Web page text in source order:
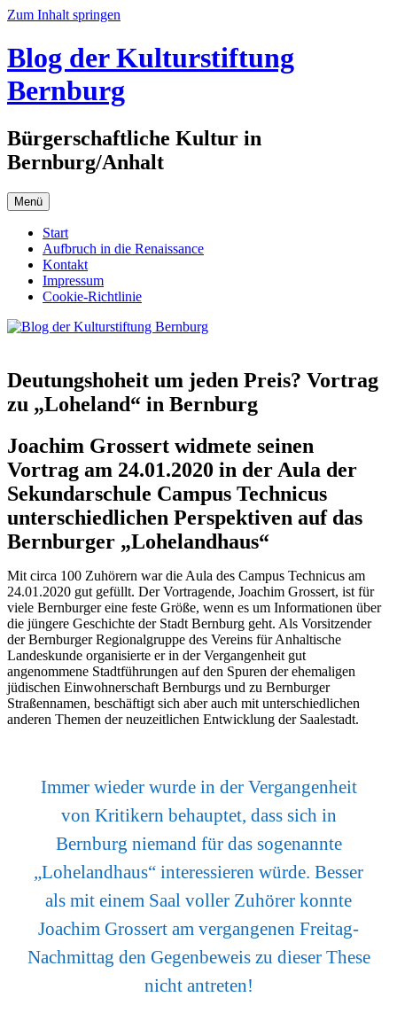
Zum Inhalt springen
Blog der Kulturstiftung
Bernburg
Bürgerschaftliche Kultur in
Bernburg/Anhalt
Menü
Start
Aufbruch in die Renaissance
Kontakt
Impressum
Cookie-Richtlinie
Deutungshoheit um jeden Preis? Vortrag
zu „Loheland“ in Bernburg
Joachim Grossert widmete seinen
Vortrag am 24.01.2020 in der Aula der
Sekundarschule Campus Technicus
unterschiedlichen Perspektiven auf das
Bernburger „Lohelandhaus“
Mit circa 100 Zuhörern war die Aula des Campus Technicus am
24.01.2020 gut gefüllt. Der Vortragende, Joachim Grossert, ist für
viele Bernburger eine feste Größe, wenn es um Informationen über
die jüngere Geschichte der Stadt Bernburg geht. Als Vorsitzender
der Bernburger Regionalgruppe des Vereins für Anhaltische
Landeskunde organisierte er in der Vergangenheit gut
angenommene Stadtführungen auf den Spuren der ehemaligen
jüdischen Einwohnerschaft Bernburgs und zu Bernburger
Straßennamen, beschäftigt sich aber auch mit unterschiedlichen
anderen Themen der neuzeitlichen Entwicklung der Saalestadt.
Immer wieder wurde in der Vergangenheit
von Kritikern behauptet, dass sich in
Bernburg niemand für das sogenannte
„Lohelandhaus“ interessieren würde. Besser
als mit einem Saal voller Zuhörer konnte
Joachim Grossert am vergangenen Freitag-
Nachmittag den Gegenbeweis zu dieser These
nicht antreten!